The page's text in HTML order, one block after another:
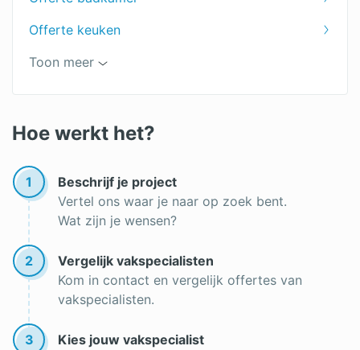
Keukenrenovatie
Aanbouw
Offerte keuken
Offerte verbouwing
Goedkope aanbouw
Aanbouw vergunning
Aanbouw woning
Toon meer
Hoe werkt het?
1
Beschrijf je project
Vertel ons waar je naar op zoek bent.
Wat zijn je wensen?
2
Vergelijk vakspecialisten
Kom in contact en vergelijk offertes van
vakspecialisten.
3
Kies jouw vakspecialist